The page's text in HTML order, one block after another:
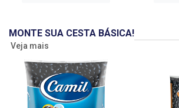
MONTE SUA CESTA BÁSICA!
Veja mais